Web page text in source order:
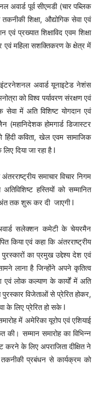
पूर्व सीएमडी (चार पब्लिक
शिक्षा, औद्योगिक सेवा एवं
एवं प्रख्यात शिक्षाविद एवम शिक्षा
एवं महिला सशक्तिकरण के क्षेत्र में
अवार्ड यूनाइटेड नेशंस
को विश्व पर्यावरण संरक्षण एवं
सेवा में अति विशिष्ट योगदान एवं
(महानिदेशक होमगार्ड डिजास्टर
कविता, खेल एवम सामाजिक
दिया जा रहा है l
समाचार विचार निगम
हस्तियों को सम्मानित
तक शुरू कर दी जाएगी l
अवार्ड सलेक्शन कमेटी के चेयरमैन
किया एवं कहा कि अंतरराष्ट्रीय
पुरस्कारों का प्रमुख उद्देश्य देश एवं
लाना है जिन्होंने अपने कृतित्व
एवं लोक कल्याण के कार्यों में अति
पुरस्कार विजेताओं से प्रेरित होकर,
के लिए प्रेरित हो सके l
में अमेरिका यूरोप एवं एशियाई
सम्मान समारोह का विभिन्न
के लिए अपराजिता दीक्षित ने
प्रबंधन से कार्यक्रम को